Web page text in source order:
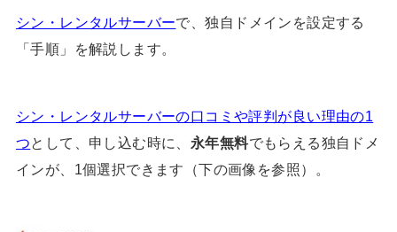
シン・レンタルサーバーで、独自ドメインを設定する
「手順」を解説します。
シン・レンタルサーバーの口コミや評判が良い理由の1
つとして、申し込む時に、 永年無料でもらえる独自ドメ
インが、1個選択できます（下の画像を参照）。